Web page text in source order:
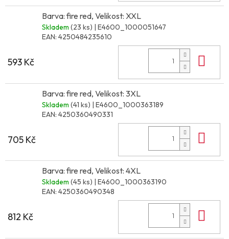
Barva: fire red, Velikost: XXL
Skladem (23 ks) | E4600_1000051647
EAN: 4250484235610
593 Kč
Barva: fire red, Velikost: 3XL
Skladem (41 ks) | E4600_1000363189
EAN: 4250360490331
705 Kč
Barva: fire red, Velikost: 4XL
Skladem (45 ks) | E4600_1000363190
EAN: 4250360490348
812 Kč